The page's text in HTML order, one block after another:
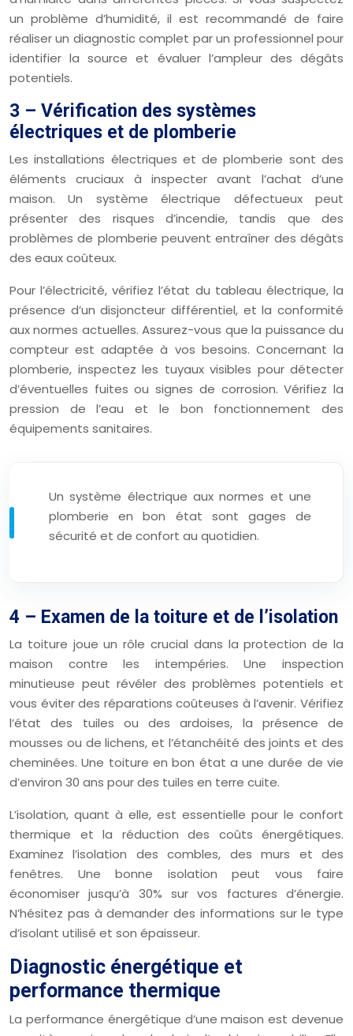
un problème d’humidité, il est recommandé de faire
réaliser un diagnostic complet par un professionnel pour
identifier la source et évaluer l’ampleur des dégâts
potentiels.
3 – Vérification des systèmes
électriques et de plomberie
Les installations électriques et de plomberie sont des
éléments cruciaux à inspecter avant l’achat d’une
maison. Un système électrique défectueux peut
présenter des risques d’incendie, tandis que des
problèmes de plomberie peuvent entraîner des dégâts
des eaux coûteux.
Pour l’électricité, vérifiez l’état du tableau électrique, la
présence d’un disjoncteur différentiel, et la conformité
aux normes actuelles. Assurez-vous que la puissance du
compteur est adaptée à vos besoins. Concernant la
plomberie, inspectez les tuyaux visibles pour détecter
d’éventuelles fuites ou signes de corrosion. Vérifiez la
pression de l’eau et le bon fonctionnement des
équipements sanitaires.
Un système électrique aux normes et une
plomberie en bon état sont gages de
sécurité et de confort au quotidien.
4 – Examen de la toiture et de l’isolation
La toiture joue un rôle crucial dans la protection de la
maison contre les intempéries. Une inspection
minutieuse peut révéler des problèmes potentiels et
vous éviter des réparations coûteuses à l’avenir. Vérifiez
l’état des tuiles ou des ardoises, la présence de
mousses ou de lichens, et l’étanchéité des joints et des
cheminées. Une toiture en bon état a une durée de vie
d’environ 30 ans pour des tuiles en terre cuite.
L’isolation, quant à elle, est essentielle pour le confort
thermique et la réduction des coûts énergétiques.
Examinez l’isolation des combles, des murs et des
fenêtres. Une bonne isolation peut vous faire
économiser jusqu’à 30% sur vos factures d’énergie.
N’hésitez pas à demander des informations sur le type
d’isolant utilisé et son épaisseur.
Diagnostic énergétique et
performance thermique
La performance énergétique d’une maison est devenue